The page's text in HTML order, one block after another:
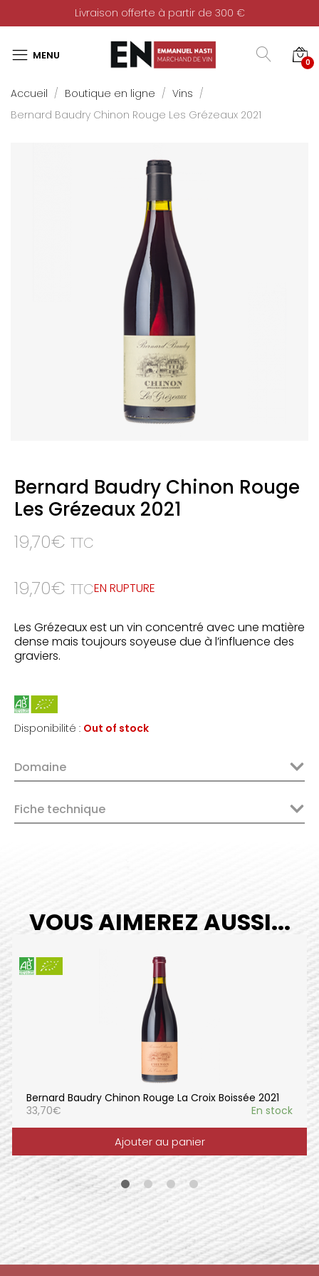
Livraison offerte à partir de 300 €
0
Accueil Boutique en ligne
Vins
Bernard Baudry Chinon Rouge Les Grézeaux 2021
Bernard Baudry Chinon Rouge
Les Grézeaux 2021
19,70€ TTC
19,70€ TTCEN RUPTURE
Les Grézeaux est un vin concentré avec une matière
dense mais toujours soyeuse due à l’influence des
graviers.
Disponibilité : Out of stock
Domaine
Fiche technique
VOUS AIMEREZ AUSSI...
Bernard Baudry Chinon Rouge La Croix Boissée 2021
33,70€ En stock
Ajouter au panier